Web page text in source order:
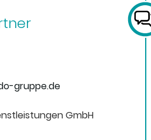
gruppe.de
GmbH